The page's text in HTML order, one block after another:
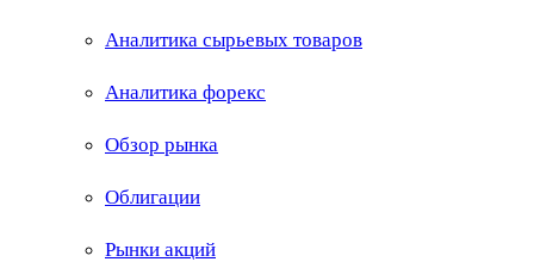
Аналитика сырьевых товаров
Аналитика форекс
Обзор рынка
Облигации
Рынки акций